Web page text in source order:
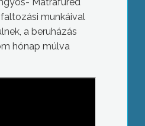
munkáival
a beruházás
hónap múlva